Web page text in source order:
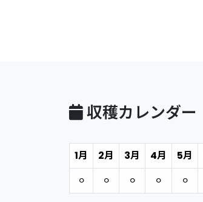
収穫カレンダー
1月 2月 3月 4月 5月
⚪︎
⚪︎ ⚪︎ ⚪︎ ⚪︎